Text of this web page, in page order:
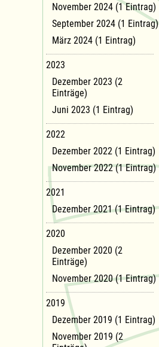
November 2024 (1 Eintrag)
September 2024 (1 Eintrag)
März 2024 (1 Eintrag)
2023
Dezember 2023 (2
Einträge)
Juni 2023 (1 Eintrag)
2022
Dezember 2022 (1 Eintrag)
November 2022 (1 Eintrag)
2021
Dezember 2021 (1 Eintrag)
2020
Dezember 2020 (2
Einträge)
November 2020 (1 Eintrag)
2019
Dezember 2019 (1 Eintrag)
November 2019 (2